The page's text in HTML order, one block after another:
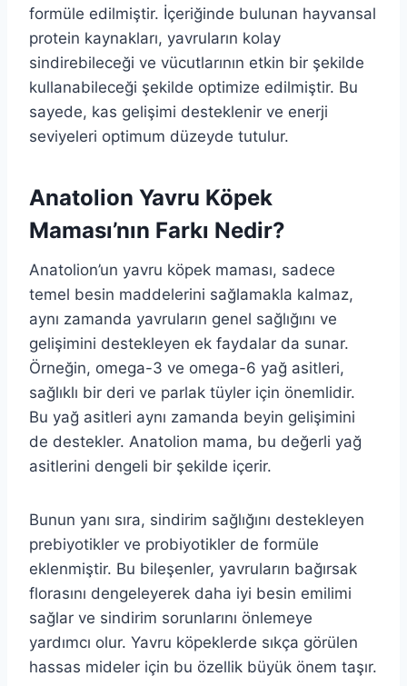
formüle edilmiştir. İçeriğinde bulunan hayvansal
protein kaynakları, yavruların kolay
sindirebileceği ve vücutlarının etkin bir şekilde
kullanabileceği şekilde optimize edilmiştir. Bu
sayede, kas gelişimi desteklenir ve enerji
seviyeleri optimum düzeyde tutulur.
Anatolion Yavru Köpek
Maması’nın Farkı Nedir?
Anatolion’un yavru köpek maması, sadece
temel besin maddelerini sağlamakla kalmaz,
aynı zamanda yavruların genel sağlığını ve
gelişimini destekleyen ek faydalar da sunar.
Örneğin, omega-3 ve omega-6 yağ asitleri,
sağlıklı bir deri ve parlak tüyler için önemlidir.
Bu yağ asitleri aynı zamanda beyin gelişimini
de destekler. Anatolion mama, bu değerli yağ
asitlerini dengeli bir şekilde içerir.
Bunun yanı sıra, sindirim sağlığını destekleyen
prebiyotikler ve probiyotikler de formüle
eklenmiştir. Bu bileşenler, yavruların bağırsak
florasını dengeleyerek daha iyi besin emilimi
sağlar ve sindirim sorunlarını önlemeye
yardımcı olur. Yavru köpeklerde sıkça görülen
hassas mideler için bu özellik büyük önem taşır.